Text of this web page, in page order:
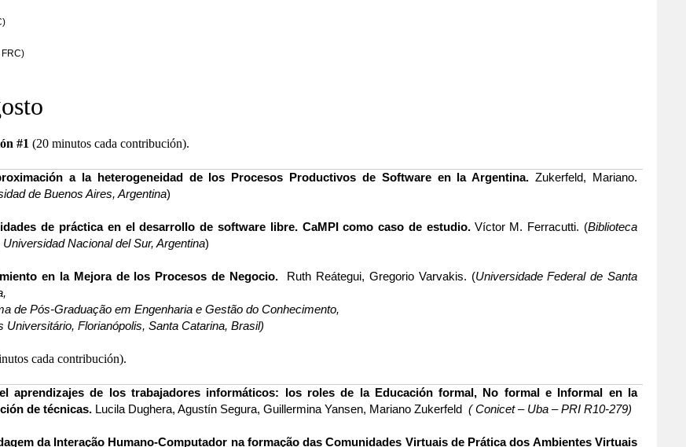
#1 (20 minutos cada contribución).
a la heterogeneidad de los Procesos Productivos de Software en la Argentina.Zukerfeld, Mariano.
de Buenos Aires, Argentina)
de práctica en el desarrollo de software libre. CaMPI como caso de estudio. Víctor M. Ferracutti. (Biblioteca
Universidad Nacional del Sur, Argentina)
en la Mejora de los Procesos de Negocio. Ruth Reátegui, Gregorio Varvakis. (Universidade Federal de Santa
de Pós-Graduação em Engenharia e Gestão do Conhecimento,
Universitário, Florianópolis, Santa Catarina, Brasil)
cada contribución).
aprendizajes de los trabajadores informáticos: los roles de la Educación formal, No formal e Informal en la
de técnicas. Lucila Dughera, Agustín Segura, Guillermina Yansen, Mariano Zukerfeld ( Conicet – Uba – PRI R10-279)
da Interação Humano-Computador na formação das Comunidades Virtuais de Prática dos Ambientes Virtuais